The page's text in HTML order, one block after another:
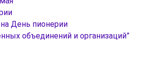
День пионерии
объединений и организаций”